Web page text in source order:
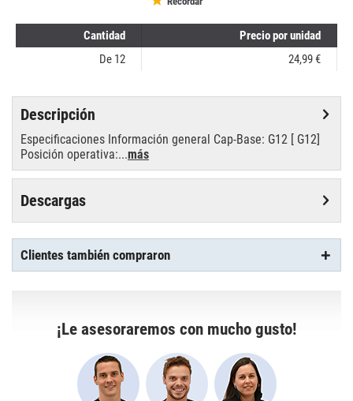
Cantidad
Precio por unidad
De 12 24,99 €
Descripción
Especificaciones Información general Cap-Base: G12 [ G12]
Posición operativa:...más
Descargas
Clientes también compraron
¡Le asesoraremos con mucho gusto!